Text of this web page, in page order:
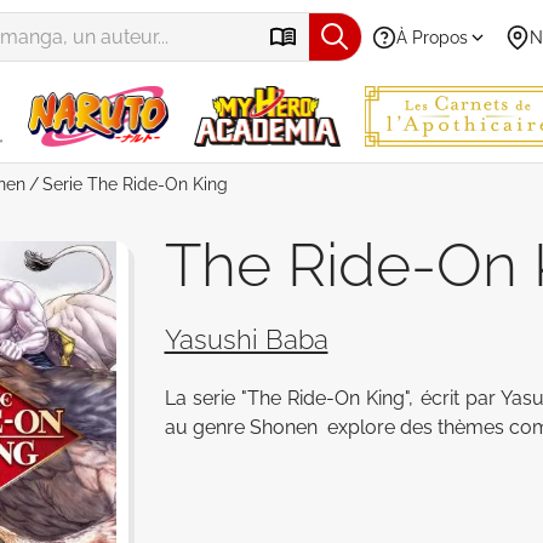
À Propos
Serie The Ride-On King
The Ride-On
Yasushi Baba
La serie "The Ride-On King", écrit par
au genre Shonen  explore des thèmes